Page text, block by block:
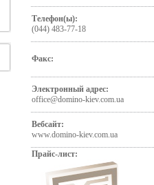
Телефон(ы):
(044) 483-77-18
Факс:
Электронный адрес:
office@domino-kiev.com.ua
Вебсайт:
www.domino-kiev.com.ua
Прайс-лист: